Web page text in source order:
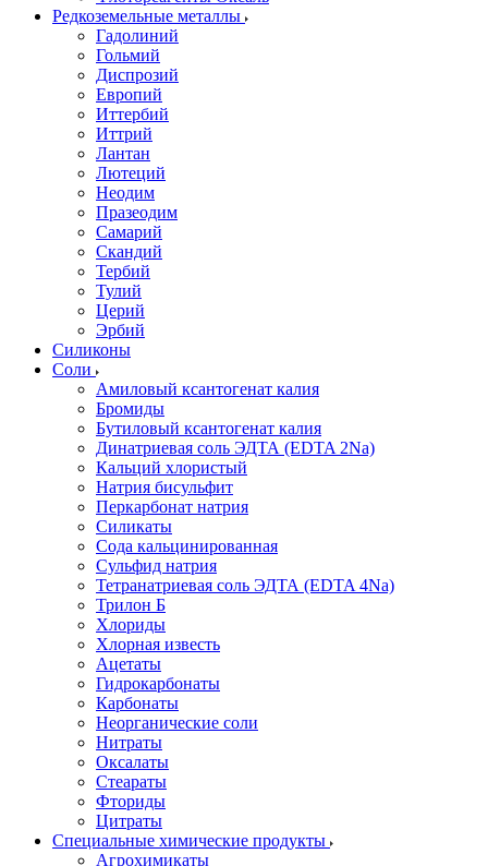
Редкоземельные металлы
Гадолиний
Гольмий
Диспрозий
Европий
Иттербий
Иттрий
Лантан
Лютеций
Неодим
Празеодим
Самарий
Скандий
Тербий
Тулий
Церий
Эрбий
Силиконы
Соли
Амиловый ксантогенат калия
Бромиды
Бутиловый ксантогенат калия
Динатриевая соль ЭДТА (EDTA 2Na)
Кальций хлористый
Натрия бисульфит
Перкарбонат натрия
Силикаты
Сода кальцинированная
Сульфид натрия
Тетранатриевая соль ЭДТА (EDTA 4Na)
Трилон Б
Хлориды
Хлорная известь
Ацетаты
Гидрокарбонаты
Карбонаты
Неорганические соли
Нитраты
Оксалаты
Стеараты
Фториды
Цитраты
Специальные химические продукты
Агрохимикаты